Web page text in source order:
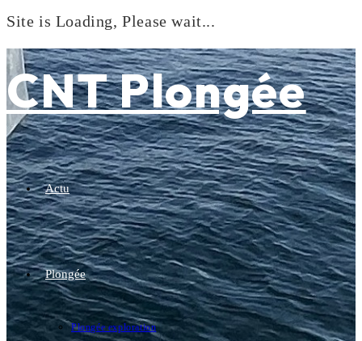
Site is Loading, Please wait...
to
content
CNT Plongée
Actu
Plongée
Plongée exploration